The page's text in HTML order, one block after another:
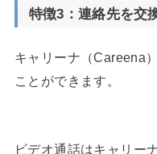
特徴3： 連絡先を交
キャリーナ（Careena
ことができます。
ビデオ通話はキャリー